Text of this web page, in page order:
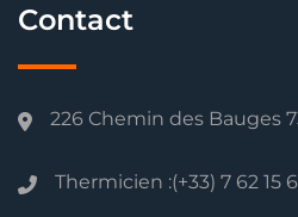
Contact
226 Chemin des Bauges
Thermicien :(+33) 7 62 15